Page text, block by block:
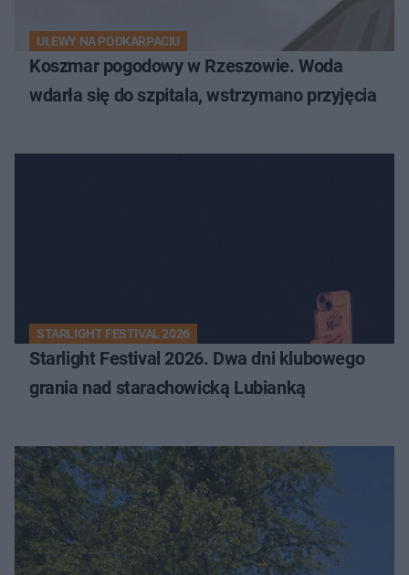
ULEWY NA PODKARPACIU
Koszmar pogodowy w Rzeszowie. Woda
wdarła się do szpitala, wstrzymano przyjęcia
STARLIGHT FESTIVAL 2026
Starlight Festival 2026. Dwa dni klubowego
grania nad starachowicką Lubianką